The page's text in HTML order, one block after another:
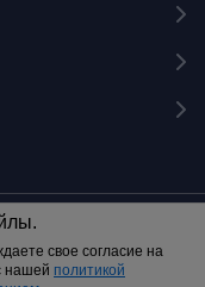
свое согласие на
нашей политикой